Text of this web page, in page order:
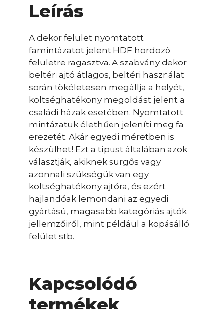
Leírás
A dekor felület nyomtatott
famintázatot jelent HDF hordozó
felületre ragasztva. A szabvány dekor
beltéri ajtó átlagos, beltéri használat
során tökéletesen megállja a helyét,
költséghatékony megoldást jelent a
családi házak esetében. Nyomtatott
mintázatuk élethűen jeleníti meg fa
erezetét. Akár egyedi méretben is
készülhet! Ezt a típust általában azok
választják, akiknek sürgős vagy
azonnali szükségük van egy
költséghatékony ajtóra, és ezért
hajlandóak lemondani az egyedi
gyártású, magasabb kategóriás ajtók
jellemzőiről, mint például a kopásálló
felület stb.
Kapcsolódó
termékek